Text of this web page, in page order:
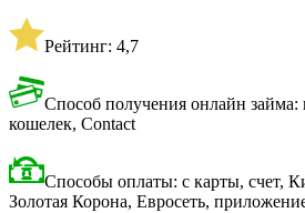
Рейтинг: 4,7
Способ получения онлайн займа:
кошелек, Contact
Способы оплаты: с карты, счет,
Золотая Корона, Евросеть,